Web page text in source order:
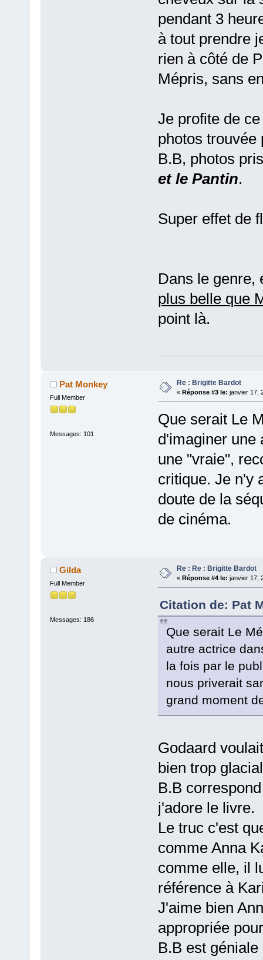
pendant 3
à tout prendre
rien à côté de
Mépris, sans
Je profite de
photos trouvée
B.B, photos
et le Pantin.
Super effet de
Dans le genre,
plus belle que
point là.
Pat Monkey
Full Member
Messages: 101
Re : Brigitte Bardot
« Réponse #3 le: janvier 17,
Que serait Le
d'imaginer une
une "vraie",
critique. Je n'y
doute de la
de cinéma.
Gilda
Full Member
Messages: 186
Re : Re : Brigitte Bardot
« Réponse #4 le: janvier 17,
Citation de: Pat
Que serait Le
autre actrice
la fois par le
nous priverait
grand moment
Godaard
bien trop
B.B
j'adore le livre.
Le truc c'est
comme Anna
comme elle, il
référence à
J'aime bien
appropriée
B.B est